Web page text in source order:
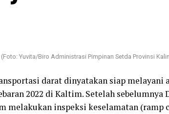
Yuvita/Biro Administrasi Pimpinan Setda Provinsi
darat dinyatakan siap melayani
2022 di Kaltim. Setelah sebelumnya
melakukan inspeksi keselamatan (ramp